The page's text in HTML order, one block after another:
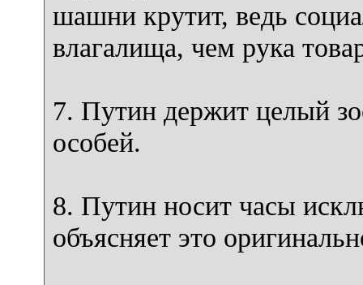
шашни крутит, ведь
влагалища, чем рука
7. Путин держит целый
особей.
8. Путин носит часы
объясняет это